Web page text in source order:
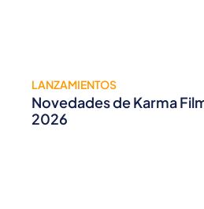
LANZAMIENTOS
Novedades de Karma
2026